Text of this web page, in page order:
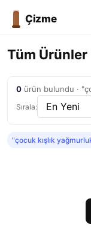
Çizme
Tüm Ürünler
0 ürün bulundu ·
Sırala:
"çocuk kışlık